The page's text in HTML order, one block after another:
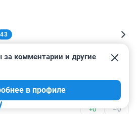
43
погиб или механик ? И что
такая ?
+0 –0
за комментарии и другие
в профиле